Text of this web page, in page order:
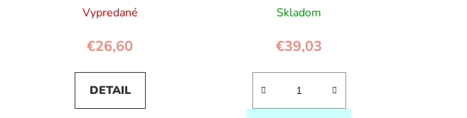
Vypredané
€26,60
DETAIL
Skladom
€39,03